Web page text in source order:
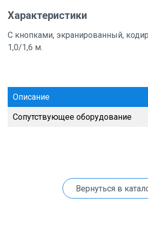
Характеристики
С кнопками, экранированный,
1,0/1,6 м.
Описание
Сопутствующее оборудование
Вернуться в